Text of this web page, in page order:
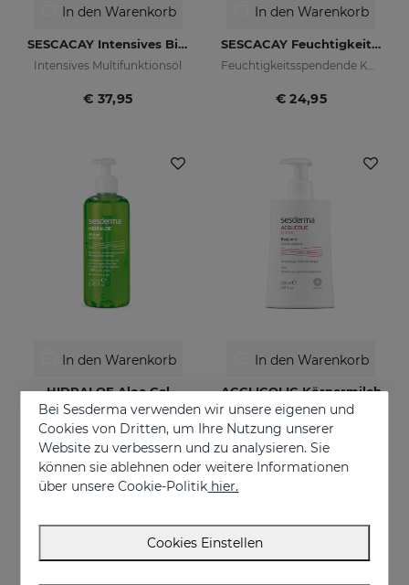
In den Warenkorb
SESCACAY Intensives Bio-Öl
Intensives Multifunktionsöl
€ 37,95
In den Warenkorb
SESCACAY Feuchtigkeitsspendende Körpercreme
€ 24,95
In den Warenkorb
HIDRALOE Aloe Gel
100% reine Bio-Aloe vera
€ 16,95
In den Warenkorb
ACGLICOLIC Körpermilch
€ 34,95
Bei Sesderma verwenden wir unsere eigenen und
Cookies von Dritten, um Ihre Nutzung unserer
Website zu verbessern und zu analysieren. Sie
können sie ablehnen oder weitere Informationen
über unsere Cookie-Politik hier.
Cookies Einstellen